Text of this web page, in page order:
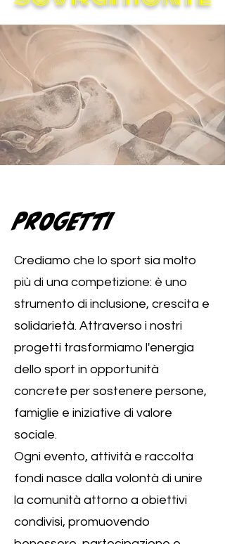
PROGETTI
Crediamo che lo sport sia molto
più di una competizione: è uno
strumento di inclusione, crescita e
solidarietà. Attraverso i nostri
progetti trasformiamo l'energia
dello sport in opportunità
concrete per sostenere persone,
famiglie e iniziative di valore
sociale.
Ogni evento, attività e raccolta
fondi nasce dalla volontà di unire
la comunità attorno a obiettivi
condivisi, promuovendo